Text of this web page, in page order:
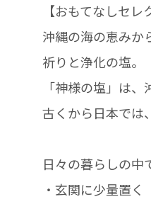
【おもてなしセレ
沖縄の海の恵みか
祈りと浄化の塩。
「神様の塩」は
古くから日本では
日々の暮らしの中
・玄関に少量置く